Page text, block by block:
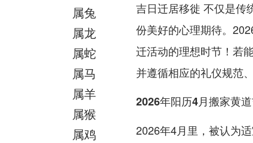
属兔
属龙
属蛇
属马
属羊
属猴
属鸡
吉日迁居移徙 不仅是传
份美好的心理期待。
迁活动的理想时节！若
并遵循相应的礼仪规范
2026年阳历4月搬家黄
2026年4月里，被认为